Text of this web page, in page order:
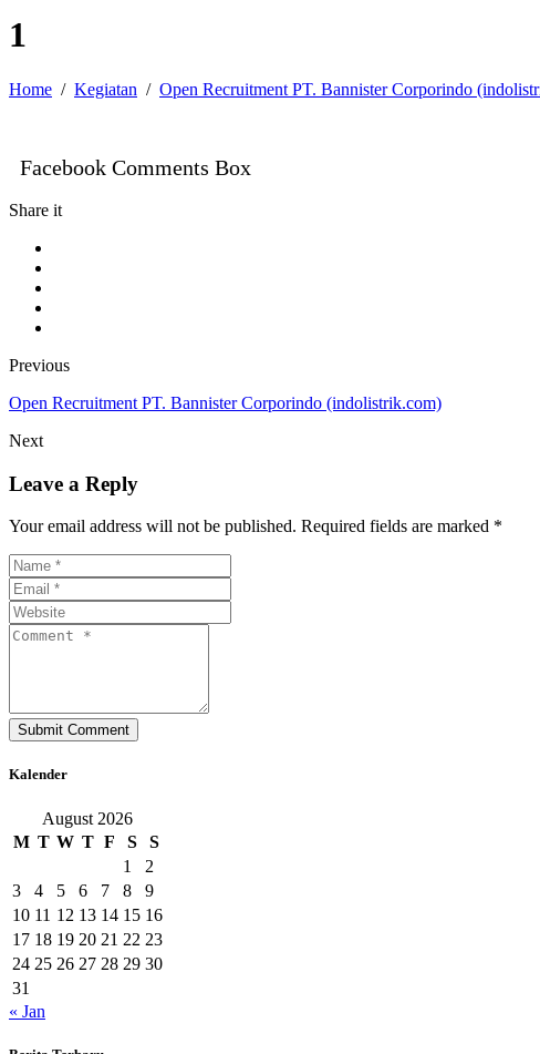
1
Home Kegiatan Open Recruitment PT. Bannister Corporindo
Facebook Comments Box
Share it
Previous
Open Recruitment PT. Bannister Corporindo (indolistrik.com)
Next
Leave a Reply
Your email address will not be published. Required fields are marked *
Kalender
August 2026
M T W T F S
S
1
2
3
4 5 6 7 8
9
10 11 12 13 14 15 16
17 18 19 20 21 22 23
24 25 26 27 28 29 30
31
« Jan